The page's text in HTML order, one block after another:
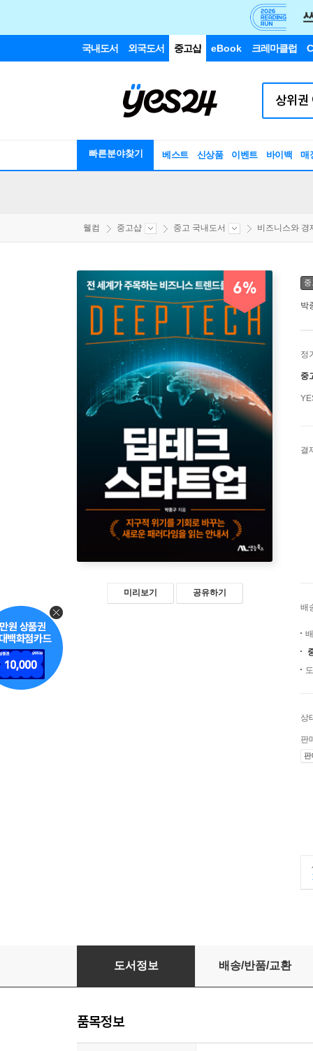
국내도서 외국도서 중고샵 eBook 크레마클럽
빠른분야찾기 베스트 신상품 이벤트 바이백 매
웰컴 중고샵 중고 국내도서 비즈니스와 경
6%
미리보기 공유하기
박
정
중
결
배
상
판
판
딥테크 스타트업
도서정보 배송/반품/교환
품목정보